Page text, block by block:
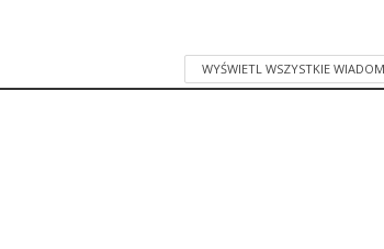
WYŚWIETL WSZYSTKIE